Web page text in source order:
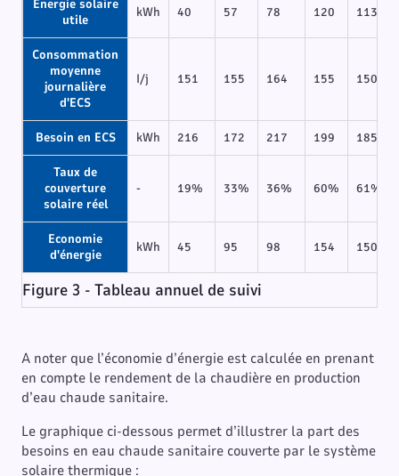
Figure 3 - Tableau annuel de suivi
Energie solaire
utile
kWh 40 57 78 120 113
Consommation
moyenne
journalière
d'ECS
I/j 151 155 164 155 150
Besoin en ECS kWh 216 172 217 199 185
Taux de
couverture
solaire réel
- 19% 33% 36% 60% 61%
Economie
d'énergie
kWh 45 95 98 154 150
A noter que l’économie d’énergie est calculée en prenant
en compte le rendement de la chaudière en production
d’eau chaude sanitaire.
Le graphique ci-dessous permet d’illustrer la part des
besoins en eau chaude sanitaire couverte par le système
solaire thermique :